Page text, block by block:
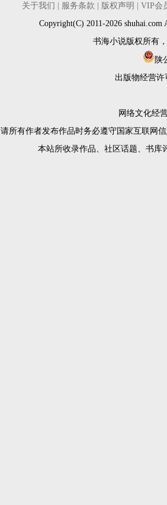
关于我们 服务条款 版权声明
VIP会
Copyright(C) 2011-2026
书海小说版权所有
陕
出版物经营许
网络文化经
请所有作者发布作品时务必遵守国家互联网
本站所收录作品、社区话题、书库